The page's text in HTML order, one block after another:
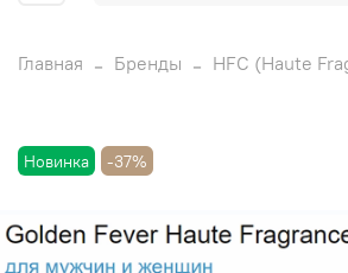
Главная Бренды HFC (Haute
Новинка -37%